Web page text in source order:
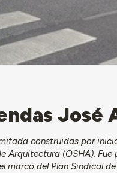
José
construidas por
Arquitectura (OSHA).
marco del Plan Sindical